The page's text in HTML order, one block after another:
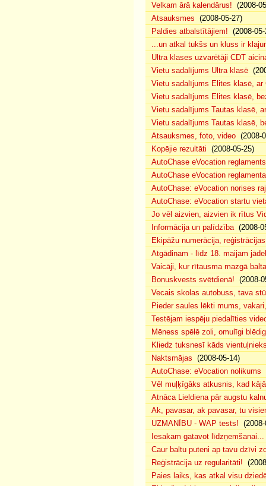
Velkam ārā kalendārus! (2008-
Atsauksmes (2008-05-27)
Paldies atbalstītājiem! (2008-
...un atkal tukšs un kluss ir
Ultra klases uzvarētāji CDT
Vietu sadalījums Ultra klasē
Vietu sadalījums Elites klasē, ar
Vietu sadalījums Elites klasē,
Vietu sadalījums Tautas klasē,
Vietu sadalījums Tautas klasē,
Atsauksmes, foto, video (2008-
Kopējie rezultāti (2008-05-25)
AutoChase eVocation reglaments
AutoChase eVocation
AutoChase: eVocation norises
AutoChase: eVocation startu
Jo vēl aizvien, aizvien ik rītus
Informācija un palīdzība(2008-
Ekipāžu numerācija,
Atgādinam - līdz 18. maijam
Vaicāji, kur rītausma mazgā
Bonuskvests svētdienā! (2008-
Vecais skolas autobuss, tava
Pieder saules lēkti mums,
Testējam iespēju piedalīties
Mēness spēlē zoli, omulīgi
Kliedz tuksnesī kāds
Naktsmājas (2008-05-14)
AutoChase: eVocation nolikums
Vēl muļķīgāks atkusnis, kad
Atnāca Lieldiena pār augstu
Ak, pavasar, ak pavasar, tu
UZMANĪBU - WAP tests!
Iesakam gatavot līdzņemšanai...
Caur baltu puteni ap tavu dzīvi
Reģistrācija uz regularitāti!
Paies laiks, kas atkal visu